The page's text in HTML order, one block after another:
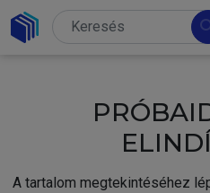
A tartalom megtekintéséhez